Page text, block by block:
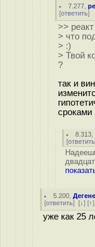
7.277 ,
[ответить]
>>
> что
> :)
> Твой
?
так и
сроками
8.313
[ответить
5.200 ,
[ответить] [↓] [↑
уже как 25